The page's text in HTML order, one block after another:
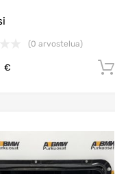
(0 arvostelua)
€